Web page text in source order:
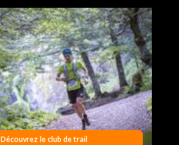
Découvrez le club de trail